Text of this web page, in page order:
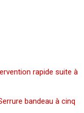
rapide suite à
bandeau à cinq